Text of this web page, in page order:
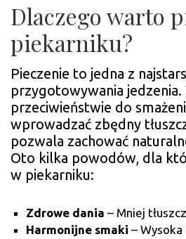
Dlaczego warto
piekarniku?
Pieczenie to jedna z
przygotowywania jedzenia.
przeciwieństwie do
wprowadzać zbędny
pozwala zachować
Oto kilka powodów, dla
w piekarniku:
Zdrowe dania – Mniej
Harmonijne smaki –